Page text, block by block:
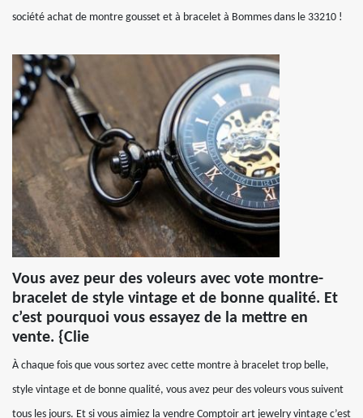
société achat de montre gousset et à bracelet à Bommes dans le 33210 !
Vous avez peur des voleurs avec vote montre-
bracelet de style vintage et de bonne qualité. Et
c’est pourquoi vous essayez de la mettre en
vente. {Clie
À chaque fois que vous sortez avec cette montre à bracelet trop belle,
style vintage et de bonne qualité, vous avez peur des voleurs vous suivent
tous les jours. Et si vous aimiez la vendre Comptoir art jewelry vintage c’est